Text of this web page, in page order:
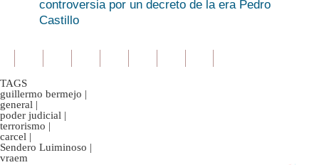
controversia por un decreto de la era Pedro
Castillo
TAGS
guillermo bermejo |
general |
poder judicial |
terrorismo |
carcel |
Sendero Luiminoso |
vraem